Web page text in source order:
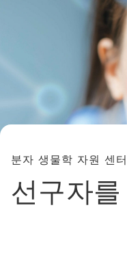
분자 생물학 자원 센터
선구자를